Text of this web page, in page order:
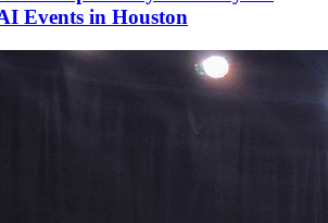
Events in Houston